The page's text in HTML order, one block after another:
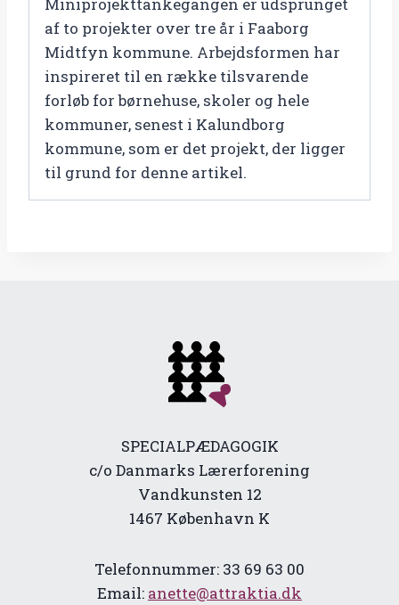
af to projekter over tre år i Faaborg
Midtfyn kommune. Arbejdsformen har
inspireret til en række tilsvarende
forløb for børnehuse, skoler og hele
kommuner, senest i Kalundborg
kommune, som er det projekt, der ligger
til grund for denne artikel.
SPECIALPÆDAGOGIK
c/o Danmarks Lærerforening
Vandkunsten 12
1467 København K
Telefonnummer: 33 69 63 00
Email: anette@attraktia.dk